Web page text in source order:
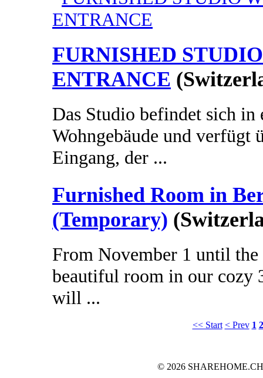
FURNISHED
ENTRANCE
Das Studio befindet sich in
Wohngebäude und verfügt
Eingang, der ...
Furnished Room in
(Temporary)
From November 1 until
beautiful room in our cozy
will ...
<< Start < Prev 1 2
© 2026